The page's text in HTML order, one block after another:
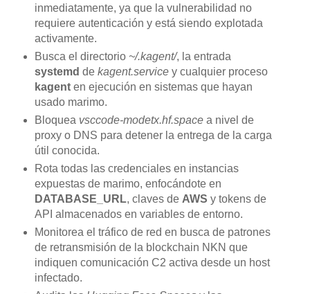
inmediatamente, ya que la vulnerabilidad no
requiere autenticación y está siendo explotada
activamente.
Busca el directorio ~/.kagent/, la entrada
systemd de kagent.servicey cualquier proceso
kagenten ejecución en sistemas que hayan
usado marimo.
Bloquea vsccode-modetx.hf.spacea nivel de
proxy o DNS para detener la entrega de la carga
útil conocida.
Rota todas las credenciales en instancias
expuestas de marimo, enfocándote en
DATABASE_URL, claves de AWS y tokens de
API almacenados en variables de entorno.
Monitorea el tráfico de red en busca de patrones
de retransmisión de la blockchain NKN que
indiquen comunicación C2 activa desde un host
infectado.